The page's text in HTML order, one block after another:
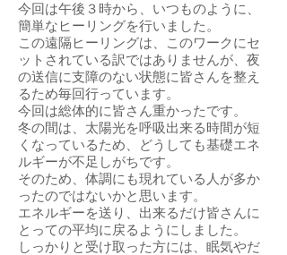
今回は午後３時から、いつものように、
簡単なヒーリングを行いました。
この遠隔ヒーリングは、このワークにセ
ットされている訳ではありませんが、夜
の送信に支障のない状態に皆さんを整え
るため毎回行っています。
今回は総体的に皆さん重かったです。
冬の間は、太陽光を呼吸出来る時間が短
くなっているため、どうしても基礎エネ
ルギーが不足しがちです。
そのため、体調にも現れている人が多か
ったのではないかと思います。
エネルギーを送り、出来るだけ皆さんに
とっての平均に戻るようにしました。
しっかりと受け取った方には、眠気やだ